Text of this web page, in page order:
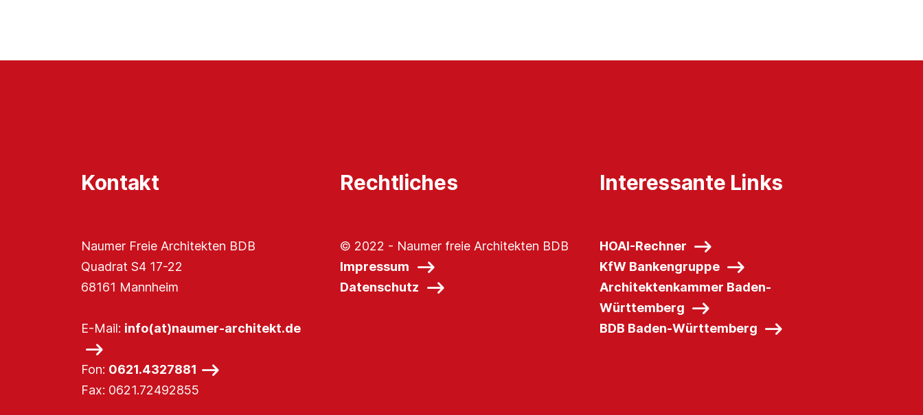
Kontakt
Naumer Freie Architekten BDB
Quadrat S4 17-22
68161 Mannheim
E-Mail: info(at)naumer-architekt.de
Fon: 0621.4327881
Fax: 0621.72492855
Rechtliches
© 2022 - Naumer freie Architekten BDB
Impressum
Datenschutz
Interessante Links
HOAI-Rechner
KfW Bankengruppe
Architektenkammer Baden-
Württemberg
BDB Baden-Württemberg